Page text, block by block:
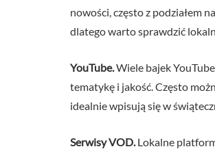
nowości, często z podziałem
dlatego warto sprawdzić
YouTube.Wiele bajek
tematykę i jakość. Często
idealnie wpisują się w
Serwisy VOD. Lokalne